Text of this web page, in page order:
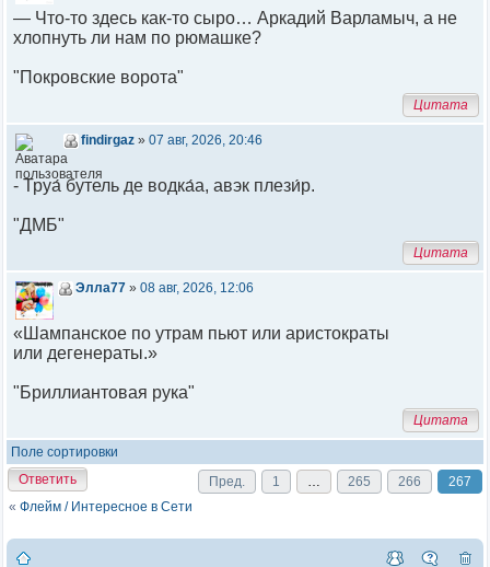
— Что-то здесь как-то сыро… Аркадий Варламыч, а не
хлопнуть ли нам по рюмашке?
"Покровские ворота"
Цитата
findirgaz » 07 авг, 2026, 20:46
- Труа́ бутель де водка́а, авэк плези́р.
"ДМБ"
Цитата
Элла77 » 08 авг, 2026, 12:06
«Шампанское по утрам пьют или аристократы
или дегенераты.»
"Бриллиантовая рука"
Цитата
Поле сортировки
Пред.
1 … 265 266 267
Ответить
« Флейм / Интересное в Cети